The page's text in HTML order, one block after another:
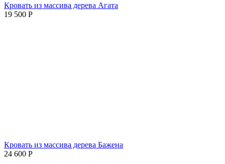
Кровать из массива дерева Агата
19 500 Р
Кровать из массива дерева Бажена
24 600 Р